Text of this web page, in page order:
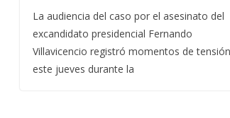
La audiencia del caso por el asesinato del
excandidato presidencial Fernando
Villavicencio registró momentos de tensión
este jueves durante la